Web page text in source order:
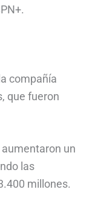
compañía
que fueron
un
las
millones.